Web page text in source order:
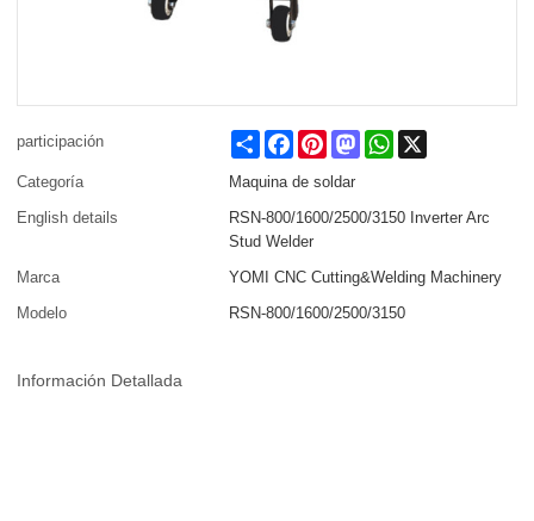
participación Share FacebookPinterestMastodonWhatsApp
Categoría
Maquina de soldar
English details
RSN-800/1600/2500/3150 Inverter Arc
Stud Welder
Marca
YOMI CNC Cutting&Welding Machinery
Modelo
RSN-800/1600/2500/3150
Información Detallada